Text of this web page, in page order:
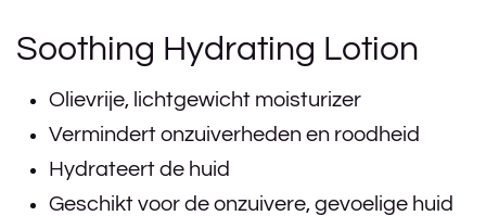
Soothing Hydrating Lotion
Olievrije, lichtgewicht moisturizer
Vermindert onzuiverheden en roodheid
Hydrateert de huid
Geschikt voor de onzuivere, gevoelige huid